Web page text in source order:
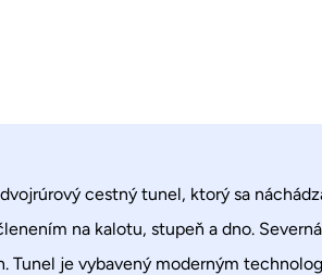
cestný tunel, ktorý sa
na kalotu, stupeň a dno.
Tunel je vybavený moderným